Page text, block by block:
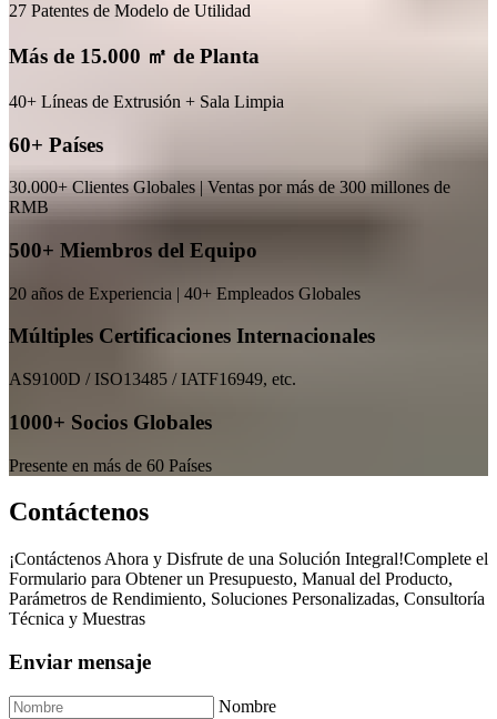
27 Patentes de Modelo de Utilidad
Más de 15.000 ㎡ de Planta
40+ Líneas de Extrusión + Sala Limpia
60+ Países
30.000+ Clientes Globales | Ventas por más de 300 millones de
RMB
500+ Miembros del Equipo
20 años de Experiencia | 40+ Empleados Globales
Múltiples Certificaciones Internacionales
AS9100D / ISO13485 / IATF16949, etc.
1000+ Socios Globales
Presente en más de 60 Países
Contáctenos
¡Contáctenos Ahora y Disfrute de una Solución Integral!Complete el
Formulario para Obtener un Presupuesto, Manual del Producto,
Parámetros de Rendimiento, Soluciones Personalizadas, Consultoría
Técnica y Muestras
Enviar mensaje
Nombre